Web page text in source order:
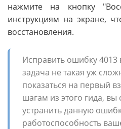
нажмите на кнопку
инструкциям на экране,
восстановления.
Исправить ошибку 4013
задача не такая уж
показаться на первый
шагам из этого гида,
устранить данную
работоспособность